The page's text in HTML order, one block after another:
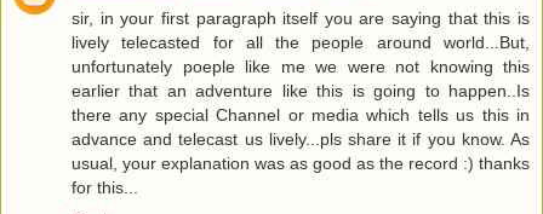
sir, in your first paragraph itself you are saying that this is
lively telecasted for all the people around world...But,
unfortunately poeple like me we were not knowing this
earlier that an adventure like this is going to happen..Is
there any special Channel or media which tells us this in
advance and telecast us lively...pls share it if you know. As
usual, your explanation was as good as the record :) thanks
for this...